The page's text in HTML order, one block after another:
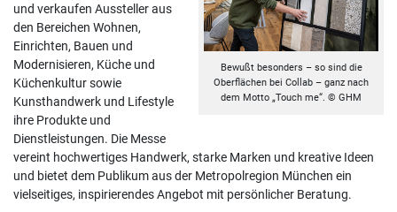
Bewußt besonders – so sind die
Oberflächen bei Collab – ganz nach
dem Motto „Touch me“. © GHM
und verkaufen Aussteller aus
den Bereichen Wohnen,
Einrichten, Bauen und
Modernisieren, Küche und
Küchenkultur sowie
Kunsthandwerk und Lifestyle
ihre Produkte und
Dienstleistungen. Die Messe
vereint hochwertiges Handwerk, starke Marken und kreative Ideen
und bietet dem Publikum aus der Metropolregion München ein
vielseitiges, inspirierendes Angebot mit persönlicher Beratung.